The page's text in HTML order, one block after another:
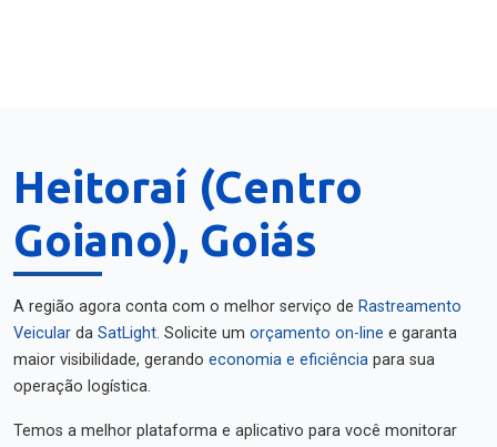
Heitoraí (Centro
Goiano), Goiás
A região agora conta com o melhor serviço de Rastreamento
Veicular da SatLight. Solicite um orçamento on-line e garanta
maior visibilidade, gerando economia e eficiência para sua
operação logística.
Temos a melhor plataforma e aplicativo para você monitorar